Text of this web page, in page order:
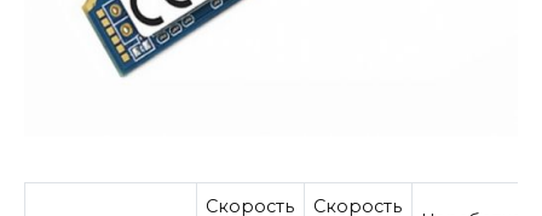
Скорость
Скорость